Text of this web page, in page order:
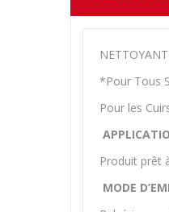
*Pour Tous
Pour les
Produit prêt
MODE